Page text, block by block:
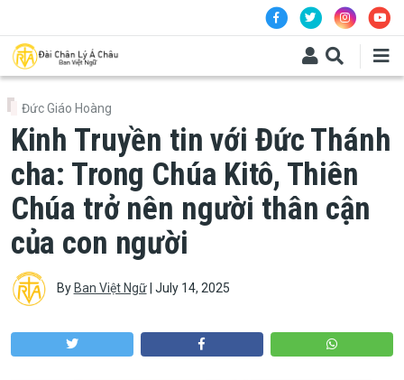
Đức Giáo Hoàng
Kinh Truyền tin với Đức Thánh
cha: Trong Chúa Kitô, Thiên
Chúa trở nên người thân cận
của con người
By Ban Việt Ngữ| July 14, 2025